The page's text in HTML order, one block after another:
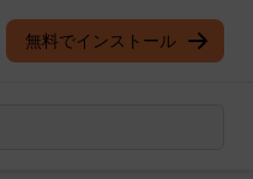
無料でインストール